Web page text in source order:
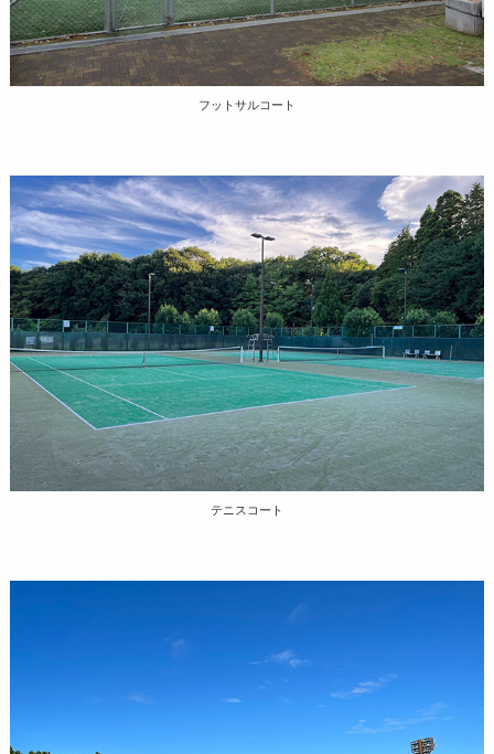
フットサルコート
テニスコート